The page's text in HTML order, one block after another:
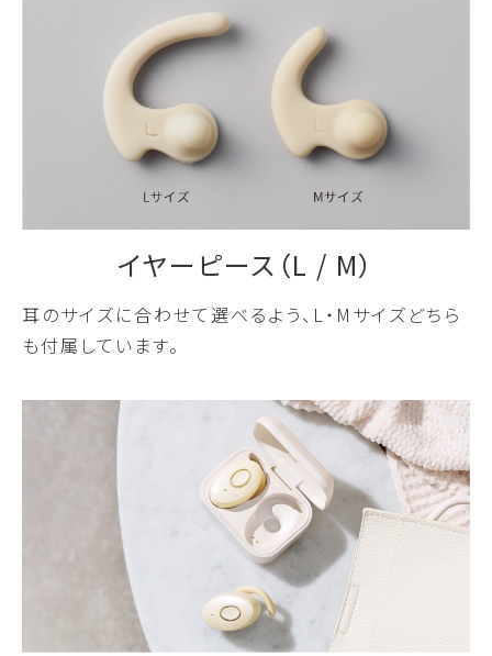
イヤーピース（L / M）
耳のサイズに合わせて選べるよう、L・Mサイズどちら
も付属しています。